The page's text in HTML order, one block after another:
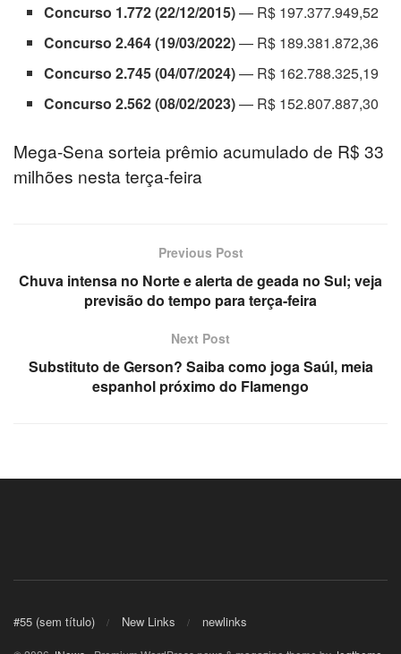
Concurso 1.772 (22/12/2015)— R$ 197.377.949,52
Concurso 2.464 (19/03/2022)— R$ 189.381.872,36
Concurso 2.745 (04/07/2024)— R$ 162.788.325,19
Concurso 2.562 (08/02/2023)— R$ 152.807.887,30
Mega-Sena sorteia prêmio acumulado de R$ 33
milhões nesta terça-feira
Previous Post
Chuva intensa no Norte e alerta de geada no Sul; veja
previsão do tempo para terça-feira
Next Post
Substituto de Gerson? Saiba como joga Saúl, meia
espanhol próximo do Flamengo
#55 (sem título) New Links newlinks